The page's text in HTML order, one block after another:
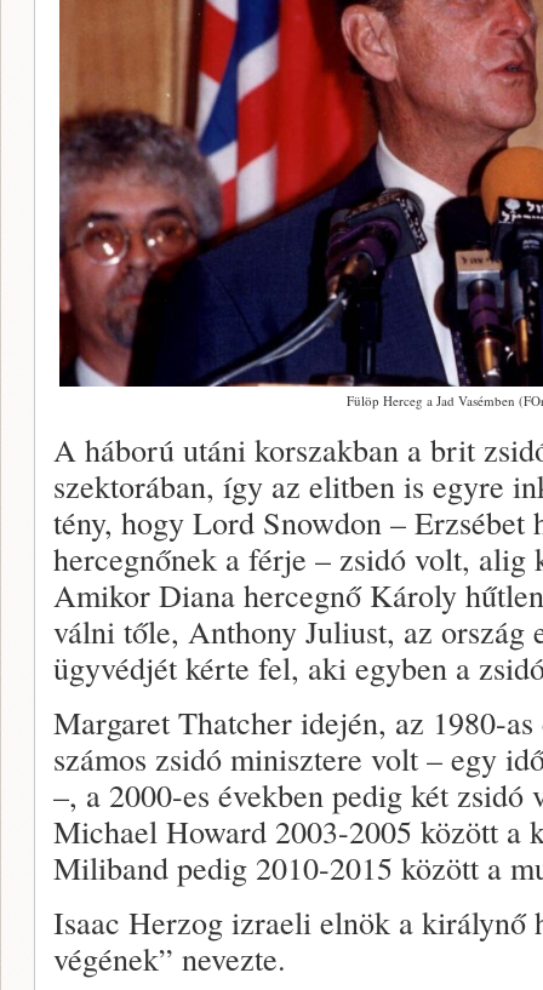
Fülöp Herceg a Jad Vasémben
A háború utáni korszakban a brit
szektorában, így az elitben is egyre
tény, hogy Lord Snowdon – Erzsébet
hercegnőnek a férje – zsidó volt, alig
Amikor Diana hercegnő Károly
válni tőle, Anthony Juliust, az ország
ügyvédjét kérte fel, aki egyben a
Margaret Thatcher idején, az 1980-
számos zsidó minisztere volt – egy
–, a 2000-es években pedig két zsidó
Michael Howard 2003-2005 között a
Miliband pedig 2010-2015 között a
Isaac Herzog izraeli elnök a királynő
végének” nevezte.